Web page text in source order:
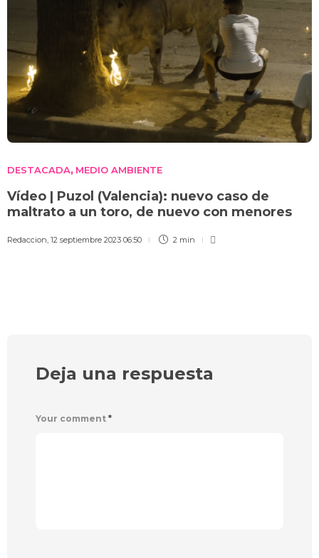
DESTACADA, MEDIO AMBIENTE
Vídeo | Puzol (Valencia): nuevo caso de
maltrato a un toro, de nuevo con menores
Redaccion, 12 septiembre 2023 06:50 2 min
Deja una respuesta
Your comment *